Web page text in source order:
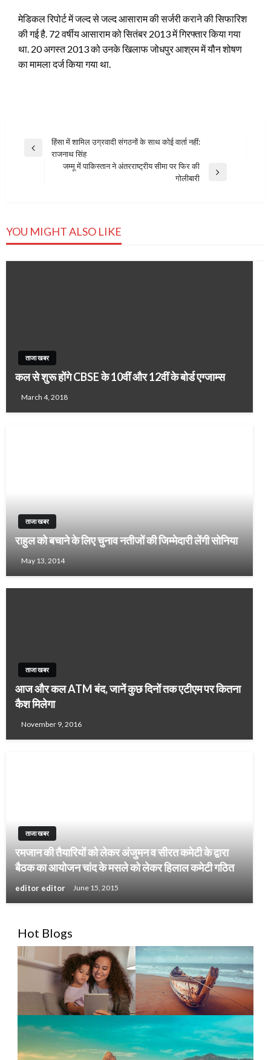
मेडिकल रिपोर्ट में जल्द से जल्द आसाराम की सर्जरी कराने की सिफारिश
की गई है. 72 वर्षीय आसाराम को सितंबर 2013 में गिरफ्तार किया गया
था. 20 अगस्त 2013 को उनके खिलाफ जोधपुर आश्रम में यौन शोषण
का मामला दर्ज किया गया था.
Post
navigation
Previous
हिंसा में शामिल उग्रवादी संगठनों के साथ कोई वार्ता नहीं:
राजनाथ सिंह
जम्मू में पाकिस्तान ने अंतरराष्ट्रीय सीमा पर फिर की
गोलीबारी
YOU MIGHT ALSO LIKE
ताजा खबर
कल से शुरू होंगे CBSE के 10वीं और 12वीं के बोर्ड एग्जाम्स
March 4, 2018
ताजा खबर
राहुल को बचाने के लिए चुनाव नतीजों की जिम्मेदारी लेंगी सोनिया
May 13, 2014
ताजा खबर
आज और कल ATM बंद, जानें कुछ दिनों तक एटीएम पर कितना
कैश मिलेगा
November 9, 2016
ताजा खबर
रमजान की तैयारियों को लेकर अंजुमन व सीरत कमेटी के द्वारा
बैठक का आयोजन चांद के मसले को लेकर हिलाल कमेटी गठित
editor editor June 15, 2015
Hot Blogs